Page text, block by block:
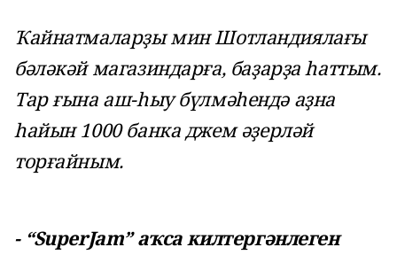
Ҡайнатмаларҙы мин Шотландиялағы
бәләкәй магазиндарға, баҙарҙа һаттым.
Тар ғына аш-һыу бүлмәһендә аҙна
һайын 1000 банка джем әҙерләй
торғайным.
- “SuperJam” аҡса килтергәнлеген